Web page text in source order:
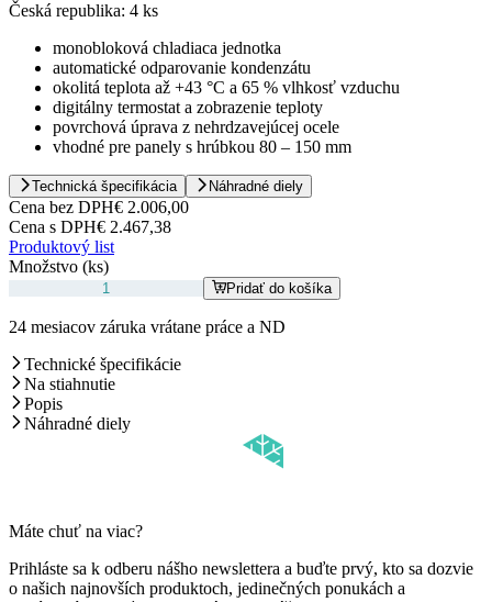
Česká republika: 4 ks
monobloková chladiaca jednotka
automatické odparovanie kondenzátu
okolitá teplota až +43 °C a 65 % vlhkosť vzduchu
digitálny termostat a zobrazenie teploty
povrchová úprava z nehrdzavejúcej ocele
vhodné pre panely s hrúbkou 80 – 150 mm
Technická špecifikácia Náhradné diely
Cena bez DPH€ 2.006,00
Cena s DPH€ 2.467,38
Produktový list
Množstvo (ks)
Pridať do košíka
24 mesiacov záruka vrátane práce a ND
Technické špecifikácie
Na stiahnutie
Popis
Náhradné diely
Máte chuť na viac?
Prihláste sa k odberu nášho newslettera a buďte prvý, kto sa dozvie
o našich najnovších produktoch, jedinečných ponukách a